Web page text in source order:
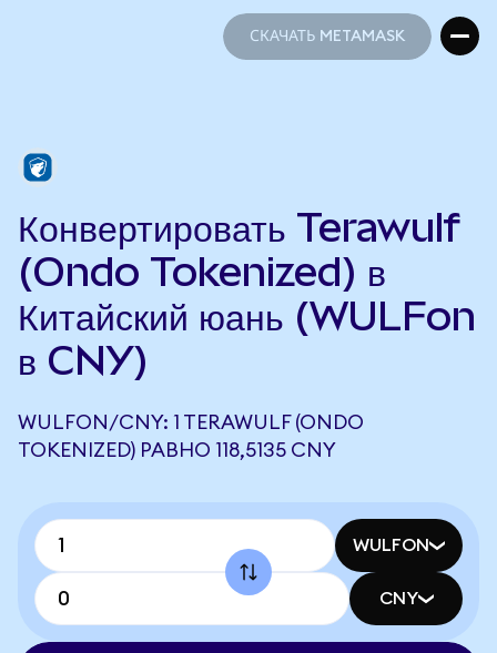
СКАЧАТЬ METAMASK
Конвертировать Terawulf
(Ondo Tokenized) в
Китайский юань (WULFon
в CNY)
WULFON/CNY: 1 TERAWULF (ONDO
TOKENIZED) РАВНО 118,5135 CNY
WULFON
CNY